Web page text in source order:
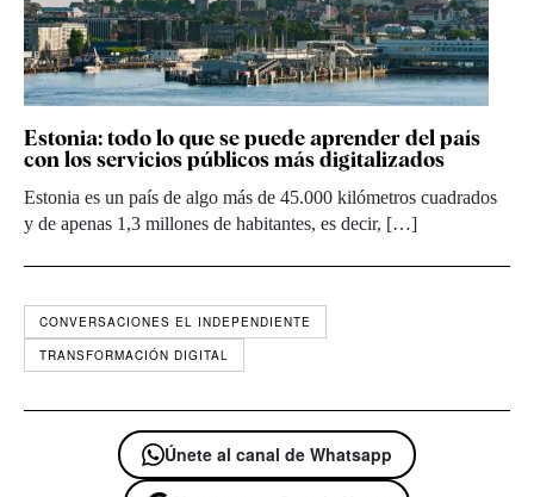
Estonia: todo lo que se puede aprender del país
con los servicios públicos más digitalizados
Estonia es un país de algo más de 45.000 kilómetros cuadrados
y de apenas 1,3 millones de habitantes, es decir, […]
CONVERSACIONES EL INDEPENDIENTE
TRANSFORMACIÓN DIGITAL
Únete al canal de Whatsapp